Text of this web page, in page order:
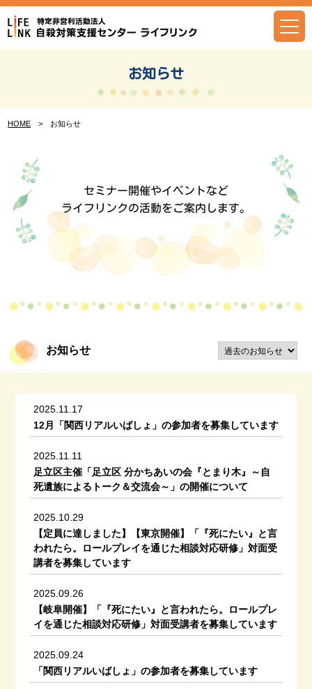
Skip
お知らせ
HOME > お知らせ
セミナー開催やイベントなど
ライフリンクの活動をご案内します。
お知らせ
2025.11.17
12月「関西リアルいばしょ」の参加者を募集しています
2025.11.11
足立区主催「足立区 分かちあいの会『とまり木』～自
死遺族によるトーク＆交流会～」の開催について
2025.10.29
【定員に達しました】【東京開催】「『死にたい』と言
われたら。ロールプレイを通じた相談対応研修」対面受
講者を募集しています
2025.09.26
【岐阜開催】「『死にたい』と言われたら。ロールプレ
イを通じた相談対応研修」対面受講者を募集しています
2025.09.24
「関西リアルいばしょ」の参加者を募集しています